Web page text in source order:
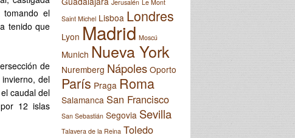
tomando el
tenido que
de
del
caudal del
12 islas
Jerusalén Le Mont
Saint Michel Lisboa Londres
Lyon Madrid Moscú
Munich Nueva York
Nuremberg Nápoles Oporto
París Praga Roma
Salamanca San Francisco
San Sebastián Segovia Sevilla
Talavera de la Reina Toledo